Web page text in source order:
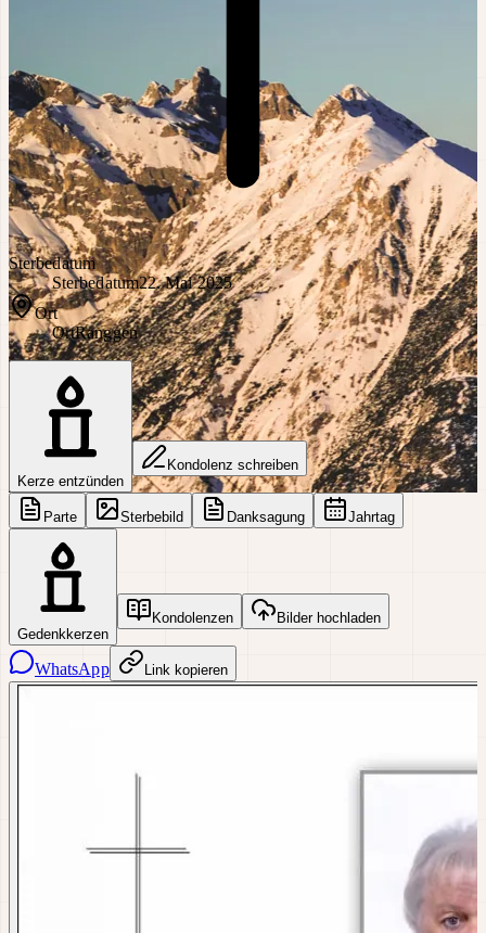
Sterbedatum
Sterbedatum22. Mai 2025
Ort
OrtRanggen
Kerze entzünden
Kondolenz schreiben
Parte Sterbebild Danksagung Jahrtag
Gedenkkerzen
Kondolenzen Bilder hochladen
WhatsApp Link kopieren